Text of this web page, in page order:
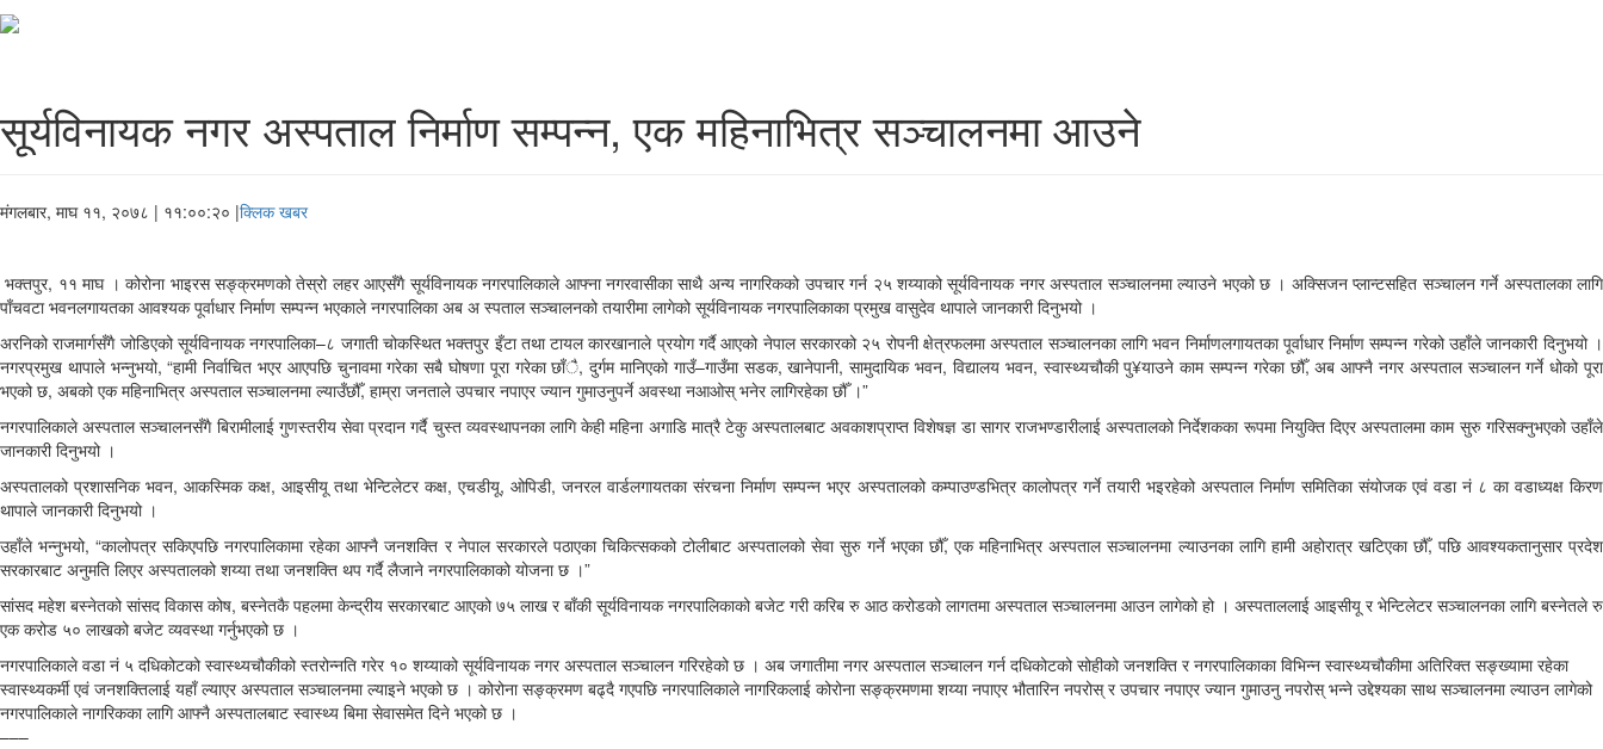
सूर्यविनायक नगर अस्पताल निर्माण सम्पन्न, एक महिनाभित्र सञ्चालनमा आउने
मंगलबार, माघ ११, २०७८ | ११:००:२० |क्लिक खबर
भक्तपुर, ११ माघ । कोरोना भाइरस सङ्क्रमणको तेस्रो लहर आएसँगै सूर्यविनायक नगरपालिकाले आफ्ना नगरवासीका साथै अन्य नागरिकको उपचार गर्न २५ शय्याको सूर्यविनायक नगर अस्पताल सञ्चालनमा ल्याउने भएको छ । अक्सिजन प्लान्टसहित सञ्चालन गर्ने अस्पतालका लागि
पाँचवटा भवनलगायतका आवश्यक पूर्वाधार निर्माण सम्पन्न भएकाले नगरपालिका अब अ स्पताल सञ्चालनको तयारीमा लागेको सूर्यविनायक नगरपालिकाका प्रमुख वासुदेव थापाले जानकारी दिनुभयो ।
अरनिको राजमार्गसँगै जोडिएको सूर्यविनायक नगरपालिका–८ जगाती चोकस्थित भक्तपुर इँटा तथा टायल कारखानाले प्रयोग गर्दै आएको नेपाल सरकारको २५ रोपनी क्षेत्रफलमा अस्पताल सञ्चालनका लागि भवन निर्माणलगायतका पूर्वाधार निर्माण सम्पन्न गरेको उहाँले जानकारी दिनुभयो ।
नगरप्रमुख थापाले भन्नुभयो, “हामी निर्वाचित भएर आएपछि चुनावमा गरेका सबै घोषणा पूरा गरेका छाँै, दुर्गम मानिएको गाउँ–गाउँमा सडक, खानेपानी, सामुदायिक भवन, विद्यालय भवन, स्वास्थ्यचौकी पु¥याउने काम सम्पन्न गरेका छौँ, अब आफ्नै नगर अस्पताल सञ्चालन गर्ने धोको पूरा
भएको छ, अबको एक महिनाभित्र अस्पताल सञ्चालनमा ल्याउँछौँ, हाम्रा जनताले उपचार नपाएर ज्यान गुमाउनुपर्ने अवस्था नआओस् भनेर लागिरहेका छौँ ।”
नगरपालिकाले अस्पताल सञ्चालनसँगै बिरामीलाई गुणस्तरीय सेवा प्रदान गर्दै चुस्त व्यवस्थापनका लागि केही महिना अगाडि मात्रै टेकु अस्पतालबाट अवकाशप्राप्त विशेषज्ञ डा सागर राजभण्डारीलाई अस्पतालको निर्देशकका रूपमा नियुक्ति दिएर अस्पतालमा काम सुरु गरिसक्नुभएको उहाँले
जानकारी दिनुभयो ।
अस्पतालको प्रशासनिक भवन, आकस्मिक कक्ष, आइसीयू तथा भेन्टिलेटर कक्ष, एचडीयू, ओपिडी, जनरल वार्डलगायतका संरचना निर्माण सम्पन्न भएर अस्पतालको कम्पाउण्डभित्र कालोपत्र गर्ने तयारी भइरहेको अस्पताल निर्माण समितिका संयोजक एवं वडा नं ८ का वडाध्यक्ष किरण
थापाले जानकारी दिनुभयो ।
उहाँले भन्नुभयो, “कालोपत्र सकिएपछि नगरपालिकामा रहेका आफ्नै जनशक्ति र नेपाल सरकारले पठाएका चिकित्सकको टोलीबाट अस्पतालको सेवा सुरु गर्ने भएका छौँ, एक महिनाभित्र अस्पताल सञ्चालनमा ल्याउनका लागि हामी अहोरात्र खटिएका छौँ, पछि आवश्यकतानुसार प्रदेश
सरकारबाट अनुमति लिएर अस्पतालको शय्या तथा जनशक्ति थप गर्दै लैजाने नगरपालिकाको योजना छ ।”
सांसद महेश बस्नेतको सांसद विकास कोष, बस्नेतकै पहलमा केन्द्रीय सरकारबाट आएको ७५ लाख र बाँकी सूर्यविनायक नगरपालिकाको बजेट गरी करिब रु आठ करोडको लागतमा अस्पताल सञ्चालनमा आउन लागेको हो । अस्पताललाई आइसीयू र भेन्टिलेटर सञ्चालनका लागि बस्नेतले रु
एक करोड ५० लाखको बजेट व्यवस्था गर्नुभएको छ ।
नगरपालिकाले वडा नं ५ दधिकोटको स्वास्थ्यचौकीको स्तरोन्नति गरेर १० शय्याको सूर्यविनायक नगर अस्पताल सञ्चालन गरिरहेको छ । अब जगातीमा नगर अस्पताल सञ्चालन गर्न दधिकोटको सोहीको जनशक्ति र नगरपालिकाका विभिन्न स्वास्थ्यचौकीमा अतिरिक्त सङ्ख्यामा रहेका
स्वास्थ्यकर्मी एवं जनशक्तिलाई यहाँ ल्याएर अस्पताल सञ्चालनमा ल्याइने भएको छ । कोरोना सङ्क्रमण बढ्दै गएपछि नगरपालिकाले नागरिकलाई कोरोना सङ्क्रमणमा शय्या नपाएर भौतारिन नपरोस् र उपचार नपाएर ज्यान गुमाउनु नपरोस् भन्ने उद्देश्यका साथ सञ्चालनमा ल्याउन लागेको
नगरपालिकाले नागरिकका लागि आफ्नै अस्पतालबाट स्वास्थ्य बिमा सेवासमेत दिने भएको छ ।
–––